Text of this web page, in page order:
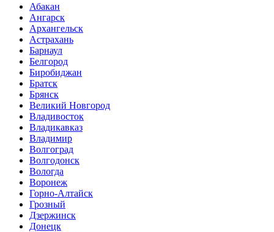
Абакан
Ангарск
Архангельск
Астрахань
Барнаул
Белгород
Биробиджан
Братск
Брянск
Великий Новгород
Владивосток
Владикавказ
Владимир
Волгоград
Волгодонск
Вологда
Воронеж
Горно-Алтайск
Грозный
Дзержинск
Донецк